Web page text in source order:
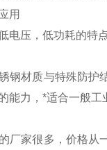
用
电压，低功耗的特
钢材质与特殊防
能力，*适合一般工
厂家很多，价格